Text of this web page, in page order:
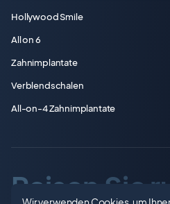
Hollywood Smile
All on 6
Zahnimplantate
Verblendschalen
All-on-4 Zahnimplantate
Reisen Sie